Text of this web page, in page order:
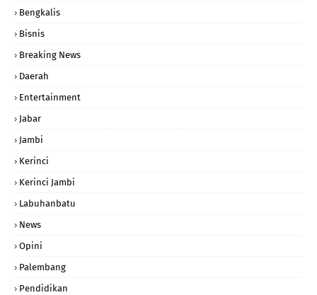
Bengkalis
Bisnis
Breaking News
Daerah
Entertainment
Jabar
Jambi
Kerinci
Kerinci Jambi
Labuhanbatu
News
Opini
Palembang
Pendidikan